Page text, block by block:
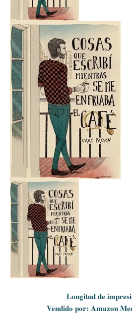
Longitud de
Vendido por: Amazon